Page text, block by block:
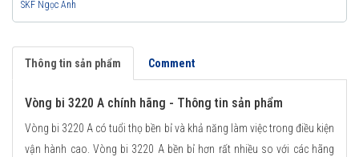
SKF Ngọc Anh
Thông tin sản phẩm Comment
Vòng bi 3220 A chính hãng - Thông tin sản phẩm
Vòng bi 3220 A có tuổi thọ bền bỉ và khả năng làm việc trong điều kiện
vận hành cao. Vòng bi 3220 A bền bỉ hơn rất nhiều so với các hãng